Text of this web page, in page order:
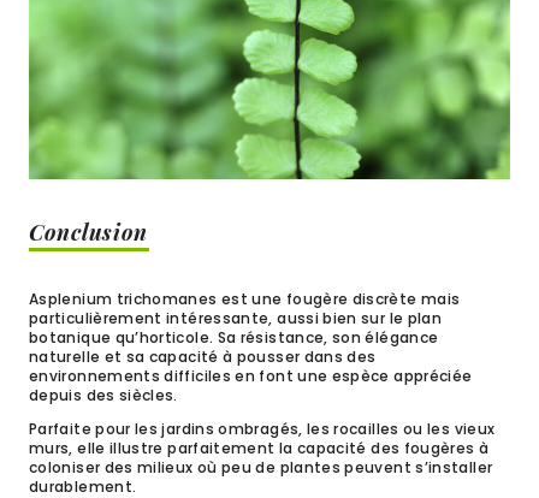
Conclusion
Asplenium trichomanes est une fougère discrète mais
particulièrement intéressante, aussi bien sur le plan
botanique qu’horticole. Sa résistance, son élégance
naturelle et sa capacité à pousser dans des
environnements difficiles en font une espèce appréciée
depuis des siècles.
Parfaite pour les jardins ombragés, les rocailles ou les vieux
murs, elle illustre parfaitement la capacité des fougères à
coloniser des milieux où peu de plantes peuvent s’installer
durablement.